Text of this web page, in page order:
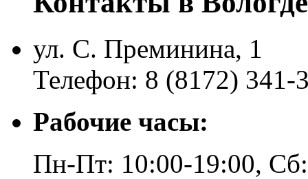
ул. С. Преминина, 1
Телефон: 8 (8172) 341-
Рабочие часы:
Пн-Пт: 10:00-19:00,